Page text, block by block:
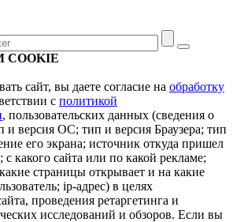
сайт, вы даете согласие на обработку
с политикой
, пользовательских данных (сведения о
и версия ОС; тип и версия Браузера; тип
его экрана; источник откуда пришел
с какого сайта или по какой рекламе;
страницы открывает и на какие
ip-адрес) в целях
проведения ретаргетинга и
исследований и обзоров. Если вы